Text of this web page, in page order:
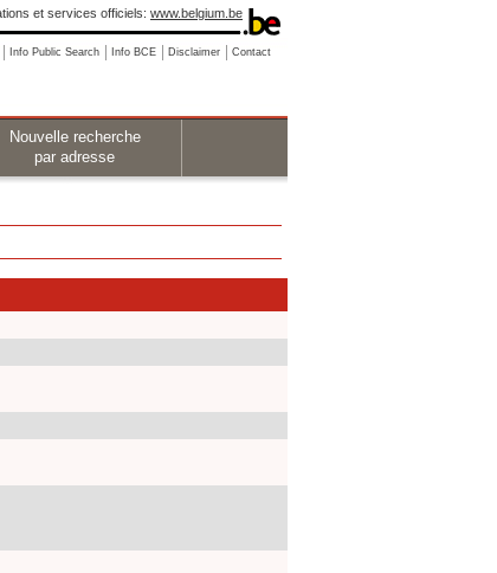
et services officiels: www.belgium.be
Info Public Search Info BCE Disclaimer Contact
Nouvelle recherche
par adresse